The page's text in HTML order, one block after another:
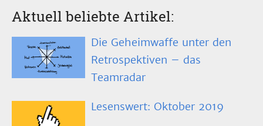
Aktuell beliebte Artikel:
Die Geheimwaffe unter den
Retrospektiven – das
Teamradar
Lesenswert: Oktober 2019